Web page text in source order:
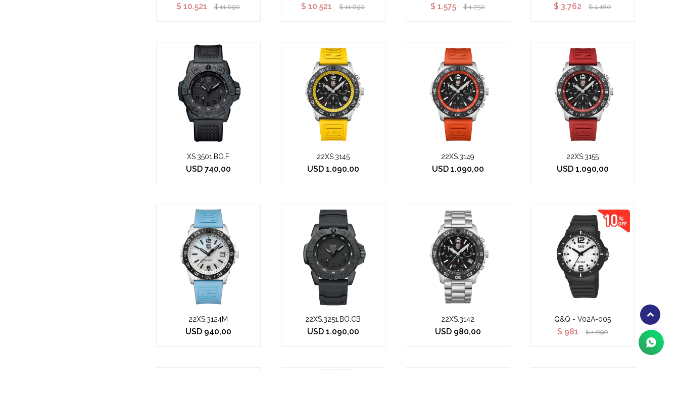
$ 10.521 $ 11.690 $ 10.521 $ 11.690 $ 1.575 $ 1.750 $ 3.762 $ 4.180
XS.3501.BO.F
USD 740,00
22XS.3145
USD 1.090,00
22XS.3149
USD 1.090,00
22XS.3155
USD 1.090,00
22XS.3124M
USD 940,00
22XS.3251.BO.CB
USD 1.090,00
22XS.3142
USD 980,00
Q&Q - V02A-005
$ 981 $ 1.090